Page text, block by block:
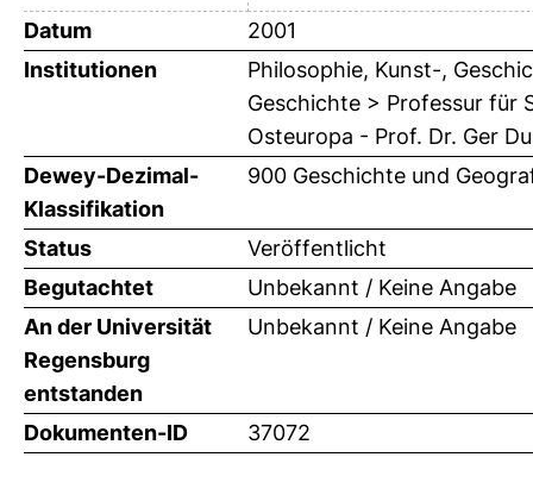
Datum
2001
Institutionen
Philosophie, Kunst-,
Geschichte > Professur für
Osteuropa - Prof. Dr. Ger
Dewey-Dezimal-
Klassifikation
900 Geschichte und
Status
Veröffentlicht
Begutachtet
Unbekannt / Keine Angabe
An der Universität
Regensburg
entstanden
Unbekannt / Keine Angabe
Dokumenten-ID 37072